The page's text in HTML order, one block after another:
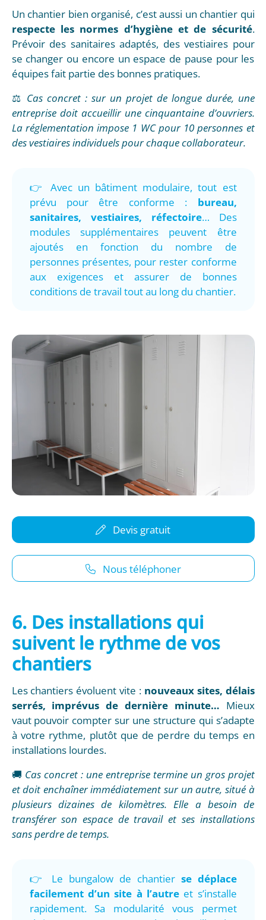
Un chantier bien organisé, c’est aussi un chantier qui
respecte les normes d’hygiène et de sécurité.
Prévoir des sanitaires adaptés, des vestiaires pour
se changer ou encore un espace de pause pour les
équipes fait partie des bonnes pratiques.
⚖️ Cas concret : sur un projet de longue durée, une
entreprise doit accueillir une cinquantaine d’ouvriers.
La réglementation impose 1 WC pour 10 personnes et
des vestiaires individuels pour chaque collaborateur.
👉 Avec un bâtiment modulaire, tout est
prévu pour être conforme : bureau,
sanitaires, vestiaires, réfectoire… Des
modules supplémentaires peuvent être
ajoutés en fonction du nombre de
personnes présentes, pour rester conforme
aux exigences et assurer de bonnes
conditions de travail tout au long du chantier.
Devis gratuit
Nous téléphoner
6. Des installations qui
suivent le rythme de vos
chantiers
Les chantiers évoluent vite : nouveaux sites, délais
serrés, imprévus de dernière minute… Mieux
vaut pouvoir compter sur une structure qui s’adapte
à votre rythme, plutôt que de perdre du temps en
installations lourdes.
🚚 Cas concret : une entreprise termine un gros projet
et doit enchaîner immédiatement sur un autre, situé à
plusieurs dizaines de kilomètres. Elle a besoin de
transférer son espace de travail et ses installations
sans perdre de temps.
👉 Le bungalow de chantier se déplace
facilement d’un site à l’autreet s’installe
rapidement. Sa modularité vous permet